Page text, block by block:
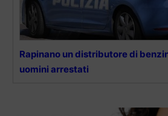
Rapinano un distributore di
uomini arrestati